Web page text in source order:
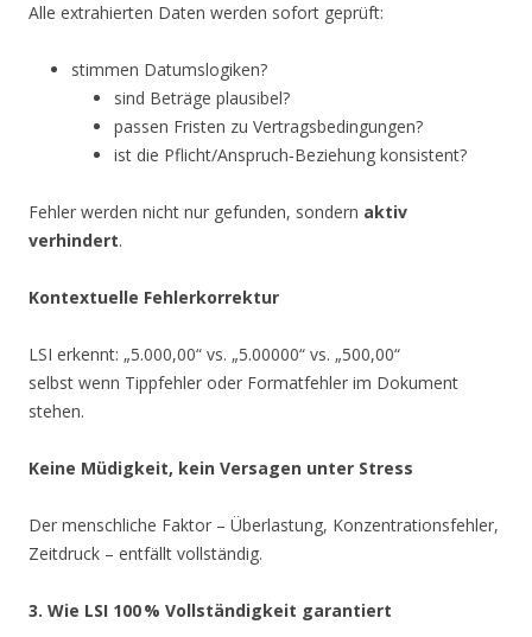
Alle extrahierten Daten werden sofort geprüft:
stimmen Datumslogiken?
sind Beträge plausibel?
passen Fristen zu Vertragsbedingungen?
ist die Pflicht/Anspruch‑Beziehung konsistent?
Fehler werden nicht nur gefunden, sondern aktiv
verhindert.
Kontextuelle Fehlerkorrektur
LSI erkennt: „5.000,00“ vs. „5.00000“ vs. „500,00“
selbst wenn Tippfehler oder Formatfehler im Dokument
stehen.
Keine Müdigkeit, kein Versagen unter Stress
Der menschliche Faktor – Überlastung, Konzentrationsfehler,
Zeitdruck – entfällt vollständig.
3. Wie LSI 100% Vollständigkeit garantiert